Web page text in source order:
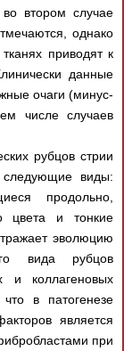
втором случае
однако
приводят к
данные
очаги (минус-
числе случаев
рубцов стрии
виды:
продольно,
цвета и тонкие
эволюцию
вида рубцов
и коллагеновых
в патогенезе
является
при